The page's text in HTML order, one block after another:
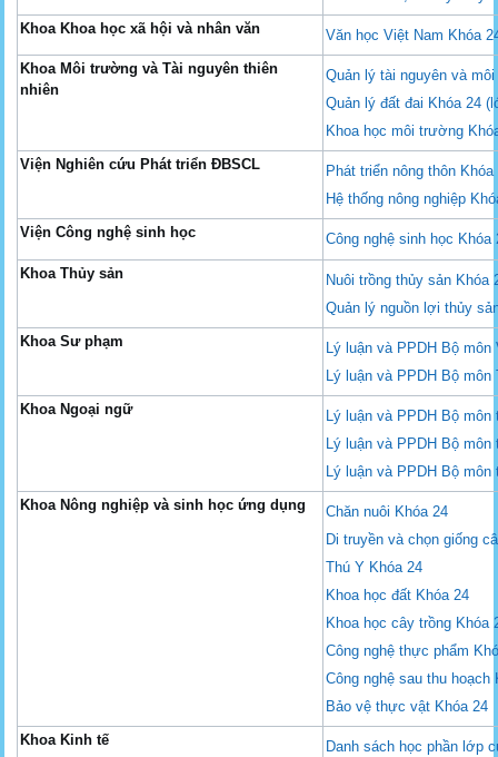
Khoa Khoa học xã hội và nhân văn
Văn học Việt Nam Khóa
Khoa Môi trường và Tài nguyên thiên
nhiên
Quản lý tài nguyên và
Quản lý đất đai Khóa 24
Khoa học môi trường
Viện Nghiên cứu Phát triển ĐBSCL
Phát triển nông thôn Khóa
Hệ thống nông nghiệp
Viện Công nghệ sinh học
Công nghệ sinh học Khóa
Khoa Thủy sản
Nuôi trồng thủy sản Khóa
Quản lý nguồn lợi thủy
Khoa Sư phạm
Lý luận và PPDH Bộ
Lý luận và PPDH Bộ môn
Khoa Ngoại ngữ
Lý luận và PPDH Bộ
Lý luận và PPDH Bộ
Lý luận và PPDH Bộ
Khoa Nông nghiệp và sinh học ứng dụng
Chăn nuôi Khóa 24
Di truyền và chọn giống
Thú Y Khóa 24
Khoa học đất Khóa 24
Khoa học cây trồng Khóa
Công nghệ thực phẩm
Công nghệ sau thu hoạch
Bảo vệ thực vật Khóa 24
Khoa Kinh tế
Danh sách học phần lớp